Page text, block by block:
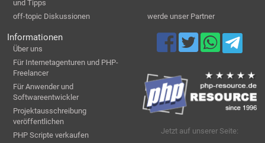
und Tipps
off-topic Diskussionen
werde unser Partner
Informationen
Über uns
Für Internetagenturen und PHP-
Freelancer
Für Anwender und
Softwareentwickler
Projektausschreibung
veröffentlichen
PHP Scripte verkaufen
Jetzt auf unserer Seite: